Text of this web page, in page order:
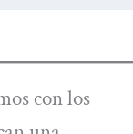
con los